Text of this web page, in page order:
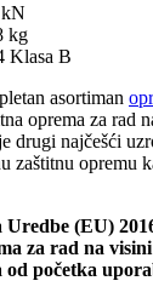
kg
Klasa B
asortiman
oprema za rad
drugi najčešći
zaštitnu opremu
(EU)
za rad na
početka